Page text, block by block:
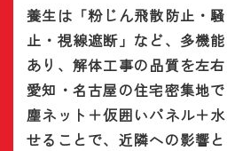
養生は「粉じん飛散防止・
止・視線遮断」など、多機
あり、解体工事の品質を左
愛知・名古屋の住宅密集地
塵ネット＋仮囲いパネル＋
せることで、近隣への影響